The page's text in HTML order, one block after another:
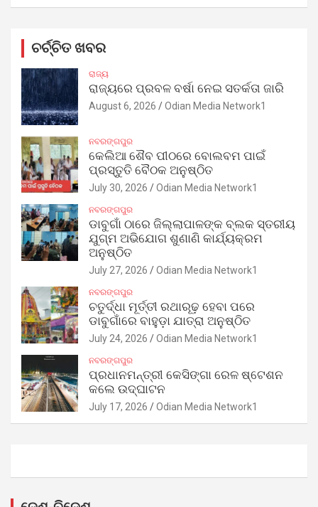
ଚର୍ଚ୍ଚିତ ଖବର
ରାଜ୍ୟ
ରାଜ୍ୟରେ ପ୍ରବଳ ବର୍ଷା ନେଇ ସତର୍କତା ଜାରି
August 6, 2026 Odian Media Network1
ନବରଙ୍ଗପୁର
କେଲିଆ ଶୈବ ପୀଠରେ ବୋଲବମ ପାଇଁ
ପ୍ରସ୍ତୁତି ବୈଠକ ଅନୁଷ୍ଠିତ
July 30, 2026 Odian Media Network1
ନବରଙ୍ଗପୁର
ଡାବୁଗାଁ ଠାରେ ଜିଲ୍ଲାପାଳଙ୍କ ବ୍ଲକ ସ୍ତରୀୟ
ଯୁଗ୍ମ ଅଭିଯୋଗ ଶୁଣାଣି କାର୍ଯ୍ୟକ୍ରମ
ଅନୁଷ୍ଠିତ
July 27, 2026 Odian Media Network1
ନବରଙ୍ଗପୁର
ଚତୁର୍ଦ୍ଧା ମୂର୍ତ୍ତୀ ରଥାରୂଢ଼ ହେବା ପରେ
ଡାବୁଗାଁରେ ବାହୁଡ଼ା ଯାତ୍ରା ଅନୁଷ୍ଠିତ
July 24, 2026 Odian Media Network1
ନବରଙ୍ଗପୁର
ପ୍ରଧାନମନ୍ତ୍ରୀ କେସିଙ୍ଗା ରେଳ ଷ୍ଟେଶନ
କଲେ ଉଦ୍‌ଘାଟନ
July 17, 2026 Odian Media Network1